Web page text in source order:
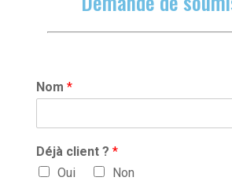
Nom *
Déjà client ? *
Oui
Non